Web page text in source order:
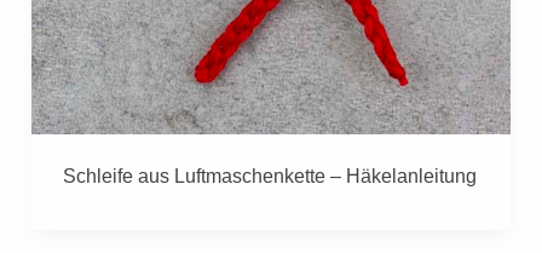
Schleife aus Luftmaschenkette – Häkelanleitung